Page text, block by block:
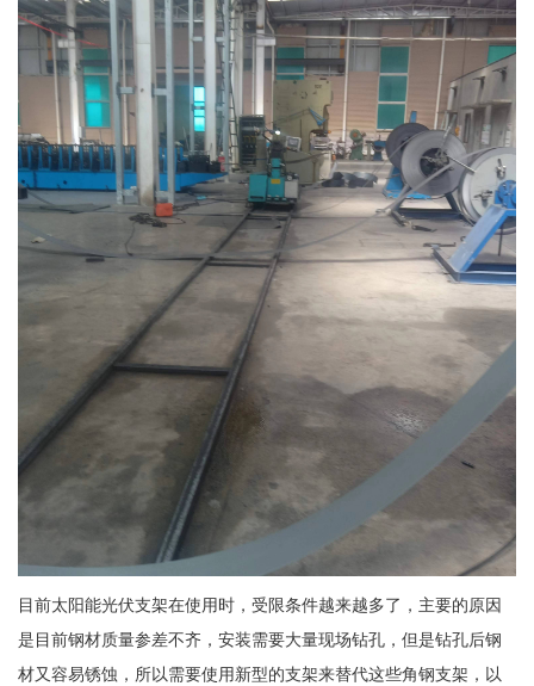
目前太阳能光伏支架在使用时，受限条件越来越多了，主要的原因
是目前钢材质量参差不齐，安装需要大量现场钻孔，但是钻孔后钢
材又容易锈蚀，所以需要使用新型的支架来替代这些角钢支架，以